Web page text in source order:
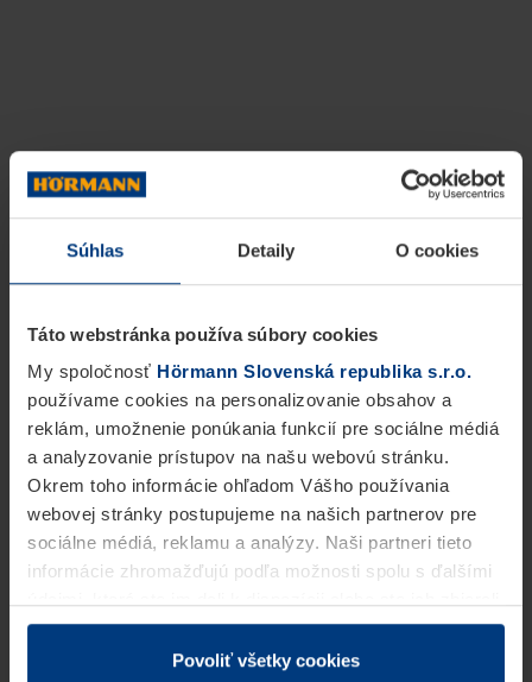
Súhlas Detaily O cookies
Táto webstránka používa súbory cookies
My spoločnosť Hörmann Slovenská republika s.r.o.
používame cookies na personalizovanie obsahov a
reklám, umožnenie ponúkania funkcií pre sociálne médiá
a analyzovanie prístupov na našu webovú stránku.
Okrem toho informácie ohľadom Vášho používania
webovej stránky postupujeme na našich partnerov pre
sociálne médiá, reklamu a analýzy. Naši partneri tieto
informácie zhromažďujú podľa možnosti spolu s ďalšími
v rámci Vášho využívania služieb.
Z právneho hľadiska môžeme cookies ukladať na Vašom
Povoliť všetky cookies